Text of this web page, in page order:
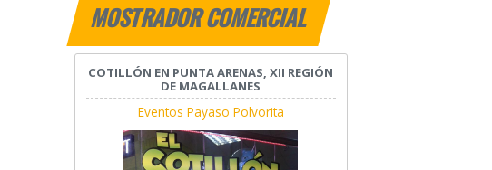
MOSTRADOR COMERCIAL
COTILLÓN EN PUNTA ARENAS, XII REGIÓN
DE MAGALLANES
Eventos Payaso Polvorita